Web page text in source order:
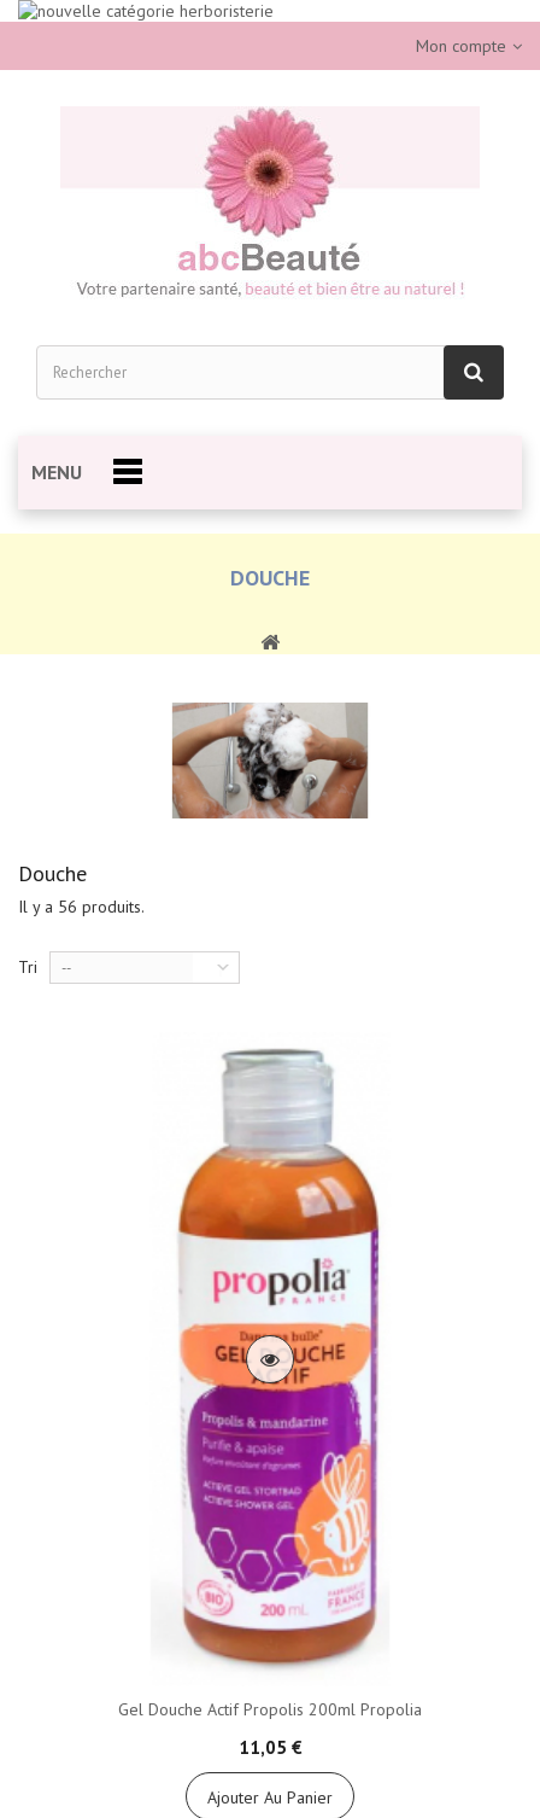
Mon compte
MENU
DOUCHE
Douche
Il y a 56 produits.
Tri --
Gel Douche Actif Propolis 200ml Propolia
11,05 €
Ajouter Au Panier